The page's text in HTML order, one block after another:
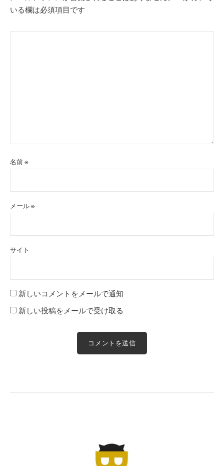
いる欄は必須項目です
名前※
メール※
サイト
新しいコメントをメールで通知
新しい投稿をメールで受け取る